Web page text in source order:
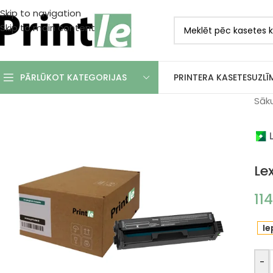
Skip to navigation
Skip to main content
PĀRLŪKOT KATEGORIJAS PRINTERA KASETES
-